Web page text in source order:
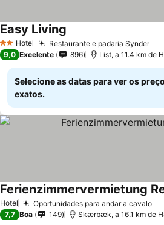
2 Estrelas
Hotel Restaurante e padaria Synder
Easy Living
9,0 Excelente 896 List, a 11.4 km de
Selecione as datas para ver os
exatos.
Hotel Oportunidades para andar a cavalo
Ferienzimmervermietung
7,7 Boa 149 Skærbæk, a 16.1 km de